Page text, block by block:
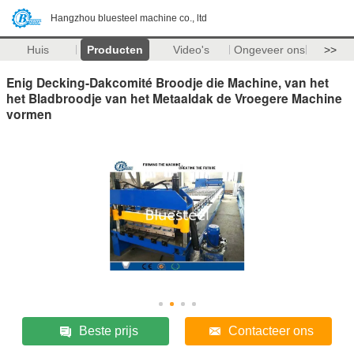
Hangzhou bluesteel machine co., ltd
Huis Producten Video's Ongeveer ons >>
Enig Decking-Dakcomité Broodje die Machine, van het
het Bladbroodje van het Metaaldak de Vroegere Machine
vormen
Beste prijs Contacteer ons